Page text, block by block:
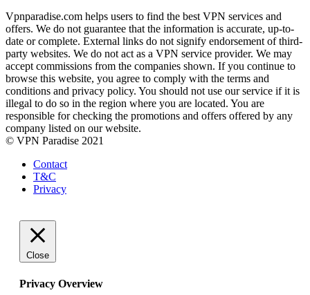
Vpnparadise.com helps users to find the best VPN services and
offers. We do not guarantee that the information is accurate, up-to-
date or complete. External links do not signify endorsement of third-
party websites. We do not act as a VPN service provider. We may
accept commissions from the companies shown. If you continue to
browse this website, you agree to comply with the terms and
conditions and privacy policy. You should not use our service if it is
illegal to do so in the region where you are located. You are
responsible for checking the promotions and offers offered by any
company listed on our website.
© VPN Paradise 2021
Contact
T&C
Privacy
Close
Privacy Overview